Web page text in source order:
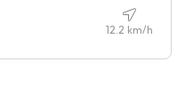
12.2 km/h